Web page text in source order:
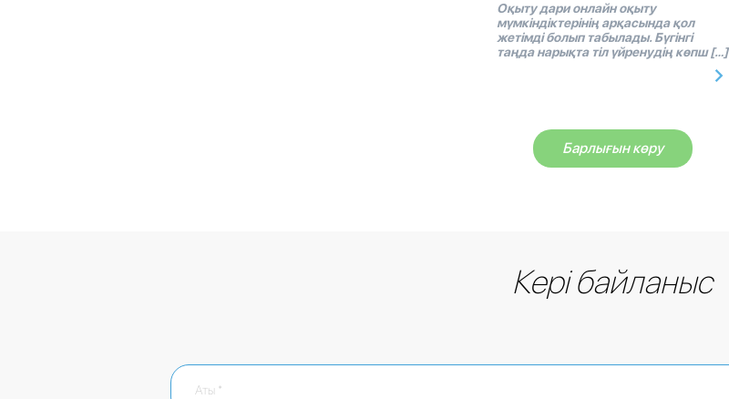
Оқыту дари онлайн оқыту
мүмкіндіктерінің арқасында қол
жетімді болып табылады. Бүгінгі
таңда нарықта тіл үйренудің көпш […]
Барлығын көру
Кері байланыс